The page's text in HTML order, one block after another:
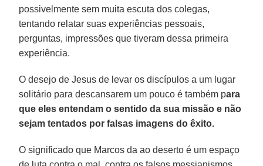
possivelmente sem muita escuta dos colegas,
tentando relatar suas experiências pessoais,
perguntas, impressões que tiveram dessa primeira
experiência.
O desejo de Jesus de levar os discípulos a um lugar
solitário para descansarem um pouco é também para
que eles entendam o sentido da sua missão e não
sejam tentados por falsas imagens do êxito.
O significado que Marcos da ao deserto é um espaço